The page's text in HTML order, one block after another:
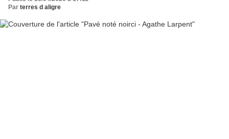
Par terres d aligre